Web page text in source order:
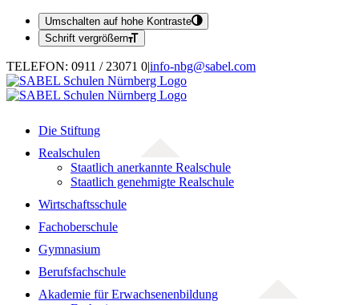
Umschalten auf hohe Kontraste
Schrift vergrößern
Zum
Inhalt
springen
TELEFON: 0911 / 23071 0|info-nbg@sabel.com
Die Stiftung
Realschulen
Staatlich anerkannte Realschule
Staatlich genehmigte Realschule
Wirtschaftsschule
Fachoberschule
Gymnasium
Berufsfachschule
Akademie für Erwachsenenbildung